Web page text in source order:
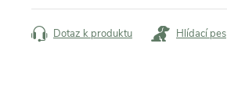
cena:
Dotaz k produktu Hlídací pes